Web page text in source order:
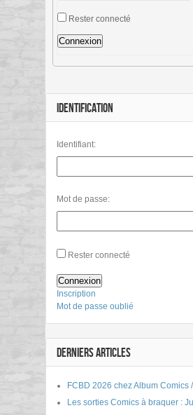
Rester connecté
Connexion
IDENTIFICATION
Identifiant:
Mot de passe:
Rester connecté
Connexion
Inscription
Mot de passe oublié
DERNIERS ARTICLES
FCBD 2026 chez Album Comics
Les sorties Comics à braquer :